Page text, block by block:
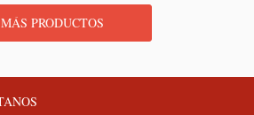
PRODUCTOS